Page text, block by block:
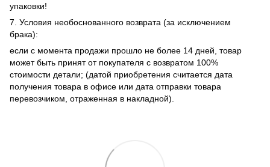
упаковки!
7. Условия необоснованного возврата (за исключением
брака):
если с момента продажи прошло не более 14 дней, товар
может быть принят от покупателя с возвратом 100%
стоимости детали; (датой приобретения считается дата
получения товара в офисе или дата отправки товара
перевозчиком, отраженная в накладной).